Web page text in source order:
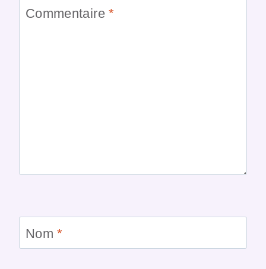
Commentaire*
Nom*